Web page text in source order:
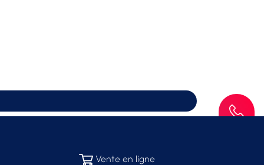
Vente en ligne